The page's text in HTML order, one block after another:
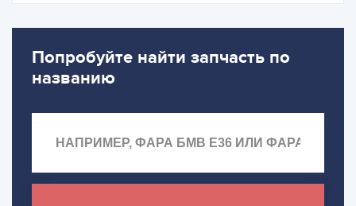
Попробуйте найти запчасть по
названию